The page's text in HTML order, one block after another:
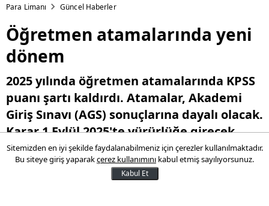
Para Limanı Güncel Haberler
Öğretmen atamalarında yeni
dönem
2025 yılında öğretmen atamalarında KPSS
puanı şartı kaldırdı. Atamalar, Akademi
Giriş Sınavı (AGS) sonuçlarına dayalı olacak.
Karar 1 Eylül 2025'te yürürlüğe girecek.
11 Ocak 2025 13:15
Sitemizden en iyi şekilde faydalanabilmeniz için çerezler kullanılmaktadır.
Bu siteye giriş yaparakçerez kullanımını kabul etmiş sayılıyorsunuz.
Kabul Et